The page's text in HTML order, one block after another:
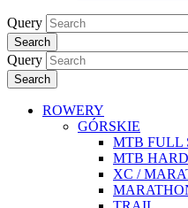
Query
Search
Query
Search
ROWERY
GÓRSKIE
MTB FULL
MTB
XC /